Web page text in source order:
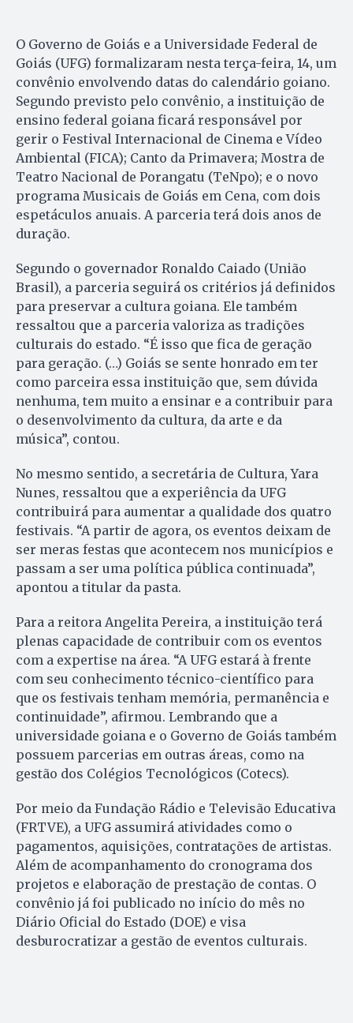
O Governo de Goiás e a Universidade Federal de
Goiás (UFG) formalizaram nesta terça-feira, 14, um
convênio envolvendo datas do calendário goiano.
Segundo previsto pelo convênio, a instituição de
ensino federal goiana ficará responsável por
gerir o Festival Internacional de Cinema e Vídeo
Ambiental (FICA); Canto da Primavera; Mostra de
Teatro Nacional de Porangatu (TeNpo); e o novo
programa Musicais de Goiás em Cena, com dois
espetáculos anuais. A parceria terá dois anos de
duração.
Segundo o governador Ronaldo Caiado (União
Brasil), a parceria seguirá os critérios já definidos
para preservar a cultura goiana. Ele também
ressaltou que a parceria valoriza as tradições
culturais do estado. “É isso que fica de geração
para geração. (…) Goiás se sente honrado em ter
como parceira essa instituição que, sem dúvida
nenhuma, tem muito a ensinar e a contribuir para
o desenvolvimento da cultura, da arte e da
música”, contou.
No mesmo sentido, a secretária de Cultura, Yara
Nunes, ressaltou que a experiência da UFG
contribuirá para aumentar a qualidade dos quatro
festivais. “A partir de agora, os eventos deixam de
ser meras festas que acontecem nos municípios e
passam a ser uma política pública continuada”,
apontou a titular da pasta.
Para a reitora Angelita Pereira, a instituição terá
plenas capacidade de contribuir com os eventos
com a expertise na área. “A UFG estará à frente
com seu conhecimento técnico-científico para
que os festivais tenham memória, permanência e
continuidade”, afirmou. Lembrando que a
universidade goiana e o Governo de Goiás também
possuem parcerias em outras áreas, como na
gestão dos Colégios Tecnológicos (Cotecs).
Por meio da Fundação Rádio e Televisão Educativa
(FRTVE), a UFG assumirá atividades como o
pagamentos, aquisições, contratações de artistas.
Além de acompanhamento do cronograma dos
projetos e elaboração de prestação de contas. O
convênio já foi publicado no início do mês no
Diário Oficial do Estado (DOE) e visa
desburocratizar a gestão de eventos culturais.